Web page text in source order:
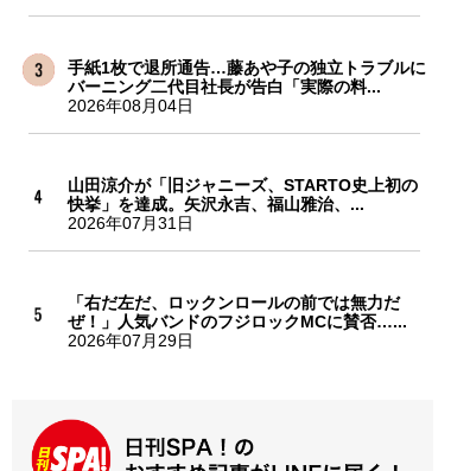
手紙1枚で退所通告…藤あや子の独立トラブルに
バーニング二代目社長が告白「実際の料...
2026年08月04日
山田涼介が「旧ジャニーズ、STARTO史上初の
快挙」を達成。矢沢永吉、福山雅治、...
2026年07月31日
「右だ左だ、ロックンロールの前では無力だ
ぜ！」人気バンドのフジロックMCに賛否…...
2026年07月29日